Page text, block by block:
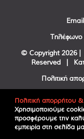
Τηλέφωνο
© Copyright 2026 |
Reserved |
Πολιτική
Πολιτική απορρήτου
Χρησιμοποιούμε
προσφέρουμε την
εμπειρία στη σελίδα